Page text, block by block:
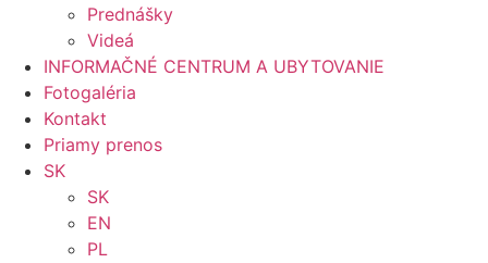
Prednášky
Videá
INFORMAČNÉ CENTRUM A UBYTOVANIE
Fotogaléria
Kontakt
Priamy prenos
SK
SK
EN
PL